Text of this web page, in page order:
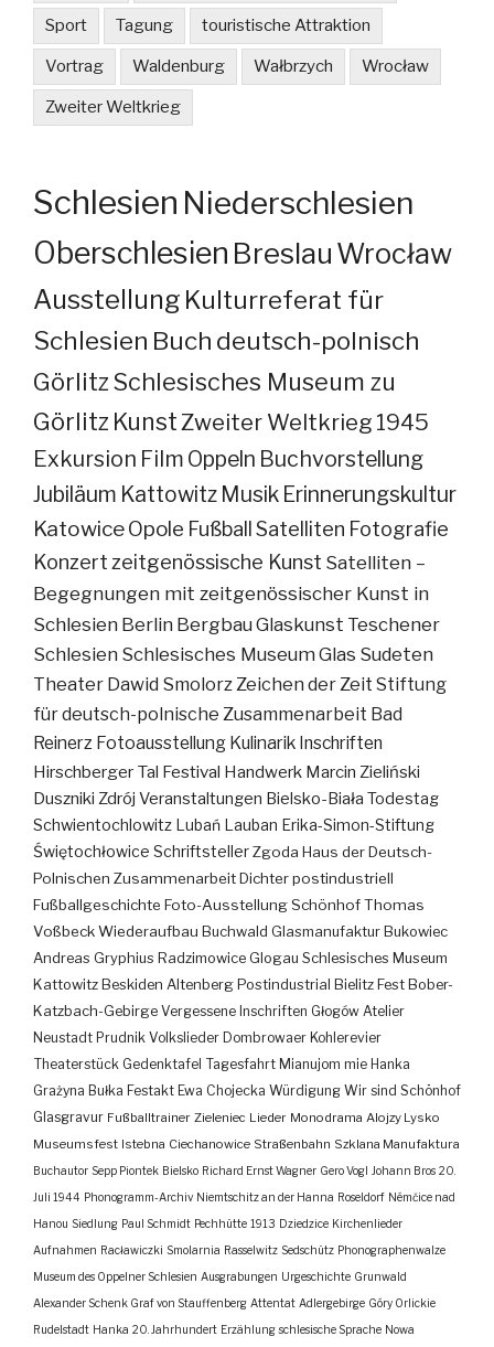
Sport Tagung touristische Attraktion
Vortrag Waldenburg Wałbrzych Wrocław
Zweiter Weltkrieg
Schlesien Niederschlesien
Oberschlesien Breslau Wrocław
Ausstellung Kulturreferat für
Schlesien Buch deutsch-polnisch
GörlitzSchlesisches Museum zu
Görlitz KunstZweiter Weltkrieg 1945
Exkursion Film Oppeln Buchvorstellung
Jubiläum Kattowitz Musik Erinnerungskultur
KatowiceOpole FußballSatelliten Fotografie
Konzertzeitgenössische Kunst Satelliten –
Begegnungen mit zeitgenössischer Kunst in
Schlesien Berlin BergbauGlaskunst Teschener
Schlesien Schlesisches MuseumGlas Sudeten
Theater Dawid SmolorzZeichen der Zeit Stiftung
für deutsch-polnische Zusammenarbeit Bad
Reinerz Fotoausstellung Kulinarik Inschriften
Hirschberger Tal Festival Handwerk Marcin Zieliński
Duszniki Zdrój Veranstaltungen Bielsko-Biała Todestag
Schwientochlowitz Lubań Lauban Erika-Simon-Stiftung
Świętochłowice SchriftstellerZgoda Haus der Deutsch-
Polnischen ZusammenarbeitDichterpostindustriell
Fußballgeschichte Foto-AusstellungSchönhofThomas
VoßbeckWiederaufbau Buchwald Glasmanufaktur Bukowiec
Andreas Gryphius Radzimowice Glogau Schlesisches Museum
Kattowitz Beskiden Altenberg Postindustrial Bielitz Fest Bober-
Katzbach-Gebirge Vergessene Inschriften Głogów Atelier
Neustadt Prudnik Volkslieder Dombrowaer Kohlerevier
Theaterstück Gedenktafel Tagesfahrt Mianujom mie Hanka
Grażyna Bułka Festakt Ewa Chojecka Würdigung Wir sind Schönhof
Glasgravur Fußballtrainer Zieleniec Lieder Monodrama Alojzy Lysko
Museumsfest Istebna Ciechanowice Straßenbahn Szklana Manufaktura
Buchautor Sepp Piontek Bielsko Richard Ernst Wagner Gero Vogl Johann Bros 20.
Juli 1944 Phonogramm-Archiv Niemtschitz an der Hanna Roseldorf Némčice nad
Hanou Siedlung Paul Schmidt Pechhütte 1913 Dziedzice Kirchenlieder
Aufnahmen Racławiczki Smolarnia Rasselwitz Sedschütz Phonographenwalze
Museum des Oppelner Schlesien Ausgrabungen Urgeschichte Grunwald
Alexander Schenk Graf von Stauffenberg Attentat Adlergebirge Góry Orlickie
Rudelstadt Hanka 20. Jahrhundert Erzählung schlesische Sprache Nowa